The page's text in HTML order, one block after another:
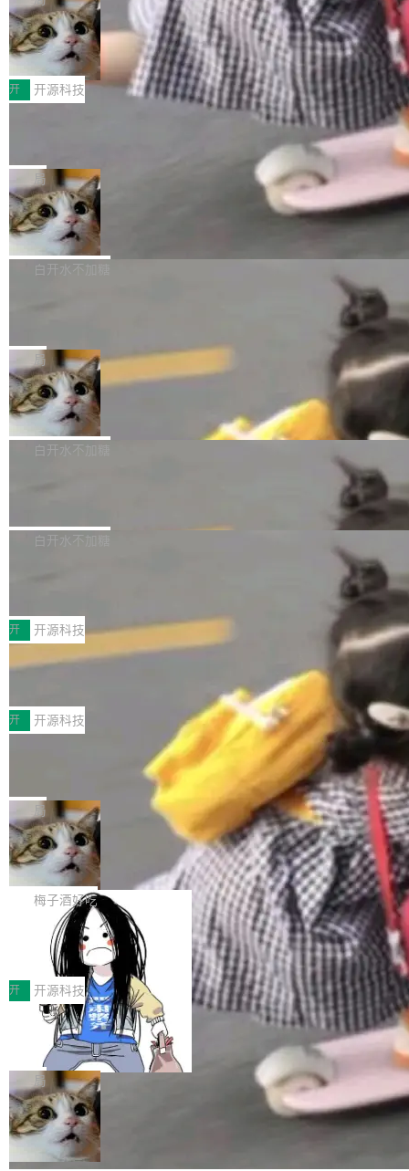
哪些组合有效，作者说，你得靠"文档、校验、或
者部落知识"。 换个写法。Rust 的 enum，两个
变体：Switchable...
有科技公司做的一样。只不过，实际上它不一
样。这是 Sandstorm.io 的重制版，我十年前的
那个创业公司。不同的是，这次它构建在 Cloudf
lare Workers 上——我花了九年时间搭建的平台
——并且深度集成了 AI。这基本上是我十年秘密
Workers 和 Durable Objects 的守护进程。 设
计思路很直接：每个对象是一个独立的 SQLite
数据库，按名称寻址，复制到你自己的 S3 兼容
存储库里。节点之间只通过这个存储库协调——
没有控制平面，没有共识协议。每个对象自带一
个小型数据库，应用天然按分片构建，单个数据
库的竞争和爆炸半径问题在设计层面就被消除
了。 闲置的 cell 会休眠到几乎不占资源。当 cel
l 迁移或唤醒时，新宿主从 S3 恢复 SQLite 数据
库继续执行。存储库是持久化的唯一真相...
鲁大师7月新机性能/流畅/AI榜：vivo夺
性能、流畅双第一，三星Galaxy Z系列
新折叠缺席
2026年7月的手机市场，由于存储等硬件成本暴
增，手机厂商的日子也不好过啊，新机速度明显
放缓，因此硝烟味淡了许多。新机参数规格除开
高价的三星折叠（三星Galaxy Z Fold8 Ultra / Z
Fold8 / Z Flip8）外，其余要么是中低端机器，
例如iQOO Z11i、REDMI Note 17、REDMI No
te 17 Pro、OPPO K15，要么是vivo X300 E这
样的次旗舰。 Galaxy Z Fold8 Ultra / Z Fold8 /
Z Flip8三款折叠屏新机均在7月22日发布，且全
部搭载骁龙8 Elite Gen5 for Galaxy，它们本该
开 开源科技
Zed 编辑器团队发布了新项目——DeltaDB，一
个在 git commit 之间记录每一次编辑操作的版
本控制系统。目前处于 Early Access 阶段。 De
ltaDB 的核心思路直接写在 landing page 最显
眼的位置：「Software is made between com
mits」——软件是在 commit 之间写出来的。git
是把这段空隙补上。 回退到任何一次编辑：Delt
aDB 捕获 commit 之间的每一次操作，...
局
SpaceXAI 单季资本开支达 183 亿美元
根据风险投资人Tomer Tunguz 博客（VC 分
析）披露的最新分析与第二季度业绩报告，Spac
微软同期总资本开支的四成。 与亚马逊、Alpha
bet、微软以及 Meta 等传统科技巨头相比，Spa
ceXAI的资金消耗速度尤为引人瞩目。然而，支
撑庞大支出的资金来源却呈现出截然不同的面
貌。数据显示，微软和 Meta 主要依托充沛的经
白开水不加糖
一个在终端里运行的编程 agent；Muse Spark
1.2，驱动这个 agent 的新模型。一句话概括：
你可以用 curl -fsSL https://dev.meta.ai/install.
sh | bash 安装一个能在大项目里自动规划、写
代码、验证结果的 AI 终端工具。 据介绍，Muse
个主 agent 循环，外加一组后台 agent。这些后
局
美团开源 LoHoSearch，用知识图谱校
准 AI 能力认知
机器出题的前提，是让机器拥有全局视野。整个
构建流程可以分为四个环节：建图 → 控制难度
白开水不加糖
库，并将作为transport接入Mooncake TENT。
MPComm将作为一种传输引擎接入Mooncake T
ENT，实现零拷贝传输性能提升30%、非零拷贝
传输性能最高提升5倍。UCL-MPComm底层基
于自研UCL-Engine通信引擎，后续腾讯网平将
持续开源更多基于UCL-Engine的高性能通信组
件。 腾讯网平团队在UCL-MPComm中实现了一
个独立于业务线程的全局通信引擎（Engine），
白开水不加糖
型案例入选名单》，深信服“面向企业研发场景的
开源 AI 编程平台 CoStrict 应用”凭借卓越的技术
创新与落地成效成功入选。 全链路私有化部署，
助力企业AI研发安全落地 当前，越来越多企业已
经开始引入 AI Coding 工具，通过调用公有云模
型或企业内部部署模型提升研发效率。但随着 AI
Coding 从个人辅助工具逐步走向团队级、组织
级应用，企业在规模化落地过程中，对安全性、
可控性和代码质量提出了更高要求。 首先是数据
安全与合规要求。对于大多数普通研发场景，公
有云模型能够满足快速试用和效率提升的需求。
但对于金融、能源、医疗等对数据安全要求较...
开 开源科技
深信服AI算力网关入选工信部人工智能
前不久，工业和信息化部正式发布《2025年人工
智能应用典型案例名单》，集中展示人工智能在
各领域的应用成果，覆盖技术底座、行业赋能、
产品应用、支撑保障、专题等五大方向。深信服
AI算力网关（AI创新平台）成功入选！ 随着各行
各业的Agent走向规模化建设，算力构成形态逐
渐丰富，用户关注的重点也在发生变化：不只是
让AI用起来，还要进一步看清混合算力时代下，
Token花在哪里、算力是否被充分利用，以及持
续增长的AI成本该如何优化。 深信服AI算力网关
正是围绕这些实际问题，从Token治理和成本治
理两个方面，让用户的每一份算力都看得清、管
得住、用得稳、省得下、更安全！ 一、从现在开
始，Token使用一目...
开 开源科技
Jeff Dean 离开 Google：一个时代的结
束，一个实验室的开始
Google 员工编号 20。MapReduce 作者之一。
Bigtable 作者之一。TensorFlow 的作者之一。
Gemini 的架构师。Google 首席科学家。 Jeff D
ean 在 Google 工作了 27 年后，宣布离职。 他
不是一个人走。一同离开的还有 Sanjay Ghema
wat（Google 员工编号 23，Jeff Dean 二十多
年的编程搭档，MapReduce 和 Bigtable 的共同
作者）、Quoc Le（Google 大脑核心成员，Se
q2Seq 和 DocAI 的共同发明人）以及 Oriol Vin
yals（Gemini 联合负责人，AlphaSta...
局
🔥 SolonCode v2026.8.4 发布：界面
字体可调、22 种语言、记忆搜索增强
打开终端就能上岗的全中文编码智能体，这一轮
把「看得清、用母语、记得住」三件事一次补
齐。 SolonCode 是什么 SolonCode 是杭州无
耳科技研发的企业级终端编码智能体——一位全
中文驱动的数字员工，自主理解需求、规划步
骤、编写代码。不挑模型、不挑平台，curl 一行
装完即用。 开源地址：Gitee · GitCode · GitHu
b 安装 支持 Java 8+（8~26）、macOS / Linu
x / Windows / Harmony PC。 # macOS / Linu
x / Harmony PC curl -fsSL https://solon.noea
r.org/solon...
梅子酒好吃
让“代码语义理解”深度释放AI Coding
价值潜能：华为云码道（CodeArts）
代码仓技术解析
一、代码仓深度理解技术的作用与价值 在软件工
程实践中，代码仓是企业核心知识资产的主要载
体。企业级代码仓库通常包含数十万乃至数百万
个文件，其规模远超单次模型调用可承载的上下
文窗口。随着项目规模的持续扩张与代码历史的
不断累积，代码仓中的模块关系、接口契约、业
务逻辑等关键信息往往分散于数十乃至数百个文
件之中，形成高度复杂的知识关联网络。传统的
代码检索手段（如关键词匹配、目录遍历）仅能
在语法层面完成文本定位，难以触及代码的语义
开 开源科技
一条“删库”命令跑 17 小时，算法工程
师删光 89TB 数据只为干私活
最高人民检察院8月4日公布了一起案件：北京一
名90后算法工程师王某，为了给自己接的私活腾
服务器空间，删光了公司AI游戏部门的全部核心
数据。 王某2024年1月入职东城区某科技公司AI
短剧部门，有互联网大厂背景。在公司内部架构
调整期间，部门三次通知全员将数据从A集群迁
局